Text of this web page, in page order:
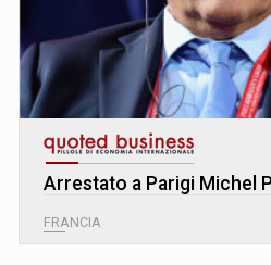
Arrestato a Parigi Michel
FRANCIA